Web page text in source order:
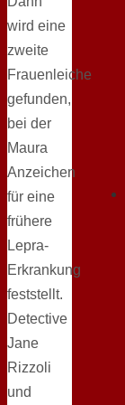
wird eine
zweite
Frauenleiche
gefunden,
bei der
Maura
Anzeichen
für eine
frühere
Lepra-
Erkrankung
feststellt.
Detective
Jane
Rizzoli
und